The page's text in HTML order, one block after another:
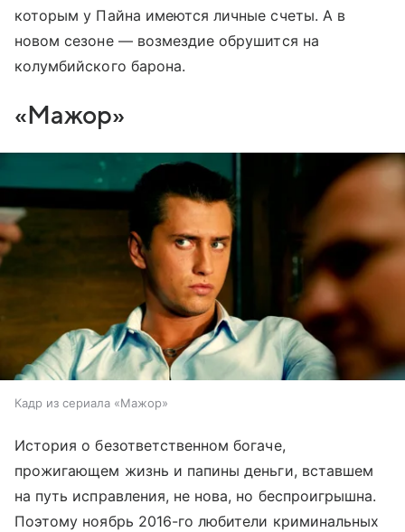
которым у Пайна имеются личные счеты. А в
новом сезоне — возмездие обрушится на
колумбийского барона.
«Мажор»
Кадр из сериала «Мажор»
История о безответственном богаче,
прожигающем жизнь и папины деньги, вставшем
на путь исправления, не нова, но беспроигрышна.
Поэтому ноябрь 2016-го любители криминальных